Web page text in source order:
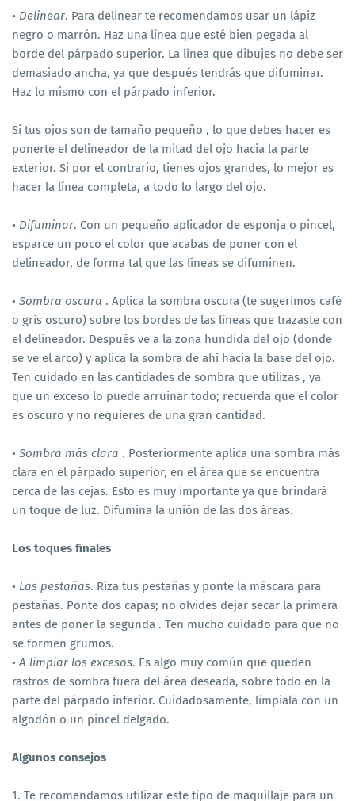
• Delinear. Para delinear te recomendamos usar un lápiz
negro o marrón. Haz una línea que esté bien pegada al
borde del párpado superior. La línea que dibujes no debe ser
demasiado ancha, ya que después tendrás que difuminar.
Haz lo mismo con el párpado inferior.
Si tus ojos son de tamaño pequeño , lo que debes hacer es
ponerte el delineador de la mitad del ojo hacia la parte
exterior. Si por el contrario, tienes ojos grandes, lo mejor es
hacer la línea completa, a todo lo largo del ojo.
• Difuminar. Con un pequeño aplicador de esponja o pincel,
esparce un poco el color que acabas de poner con el
delineador, de forma tal que las líneas se difuminen.
• Sombra oscura . Aplica la sombra oscura (te sugerimos café
o gris oscuro) sobre los bordes de las líneas que trazaste con
el delineador. Después ve a la zona hundida del ojo (donde
se ve el arco) y aplica la sombra de ahí hacia la base del ojo.
Ten cuidado en las cantidades de sombra que utilizas , ya
que un exceso lo puede arruinar todo; recuerda que el color
es oscuro y no requieres de una gran cantidad.
• Sombra más clara . Posteriormente aplica una sombra más
clara en el párpado superior, en el área que se encuentra
cerca de las cejas. Esto es muy importante ya que brindará
un toque de luz. Difumina la unión de las dos áreas.
Los toques finales
• Las pestañas. Riza tus pestañas y ponte la máscara para
pestañas. Ponte dos capas; no olvides dejar secar la primera
antes de poner la segunda . Ten mucho cuidado para que no
se formen grumos.
•A limpiar los excesos. Es algo muy común que queden
rastros de sombra fuera del área deseada, sobre todo en la
parte del párpado inferior. Cuidadosamente, límpiala con un
algodón o un pincel delgado.
Algunos consejos
1. Te recomendamos utilizar este tipo de maquillaje para un